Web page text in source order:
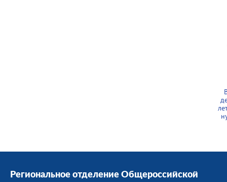
Региональное отделение Общероссийской